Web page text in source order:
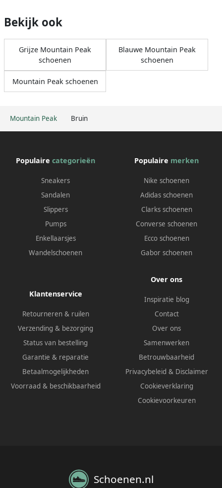
Mountain Peak Bruin
Bekijk ook
Grijze Mountain Peak
schoenen
Blauwe Mountain Peak
schoenen
Mountain Peak schoenen
Populaire categorieën
Sneakers
Sandalen
Slippers
Pumps
Enkellaarsjes
Wandelschoenen
Populaire merken
Nike schoenen
Adidas schoenen
Clarks schoenen
Converse schoenen
Ecco schoenen
Gabor schoenen
Klantenservice
Retourneren & ruilen
Verzending & bezorging
Status van bestelling
Garantie & reparatie
Betaalmogelijkheden
Voorraad & beschikbaarheid
Over ons
Inspiratie blog
Contact
Over ons
Samenwerken
Betrouwbaarheid
Privacybeleid & Disclaimer
Cookieverklaring
Cookievoorkeuren
Schoenen.nl